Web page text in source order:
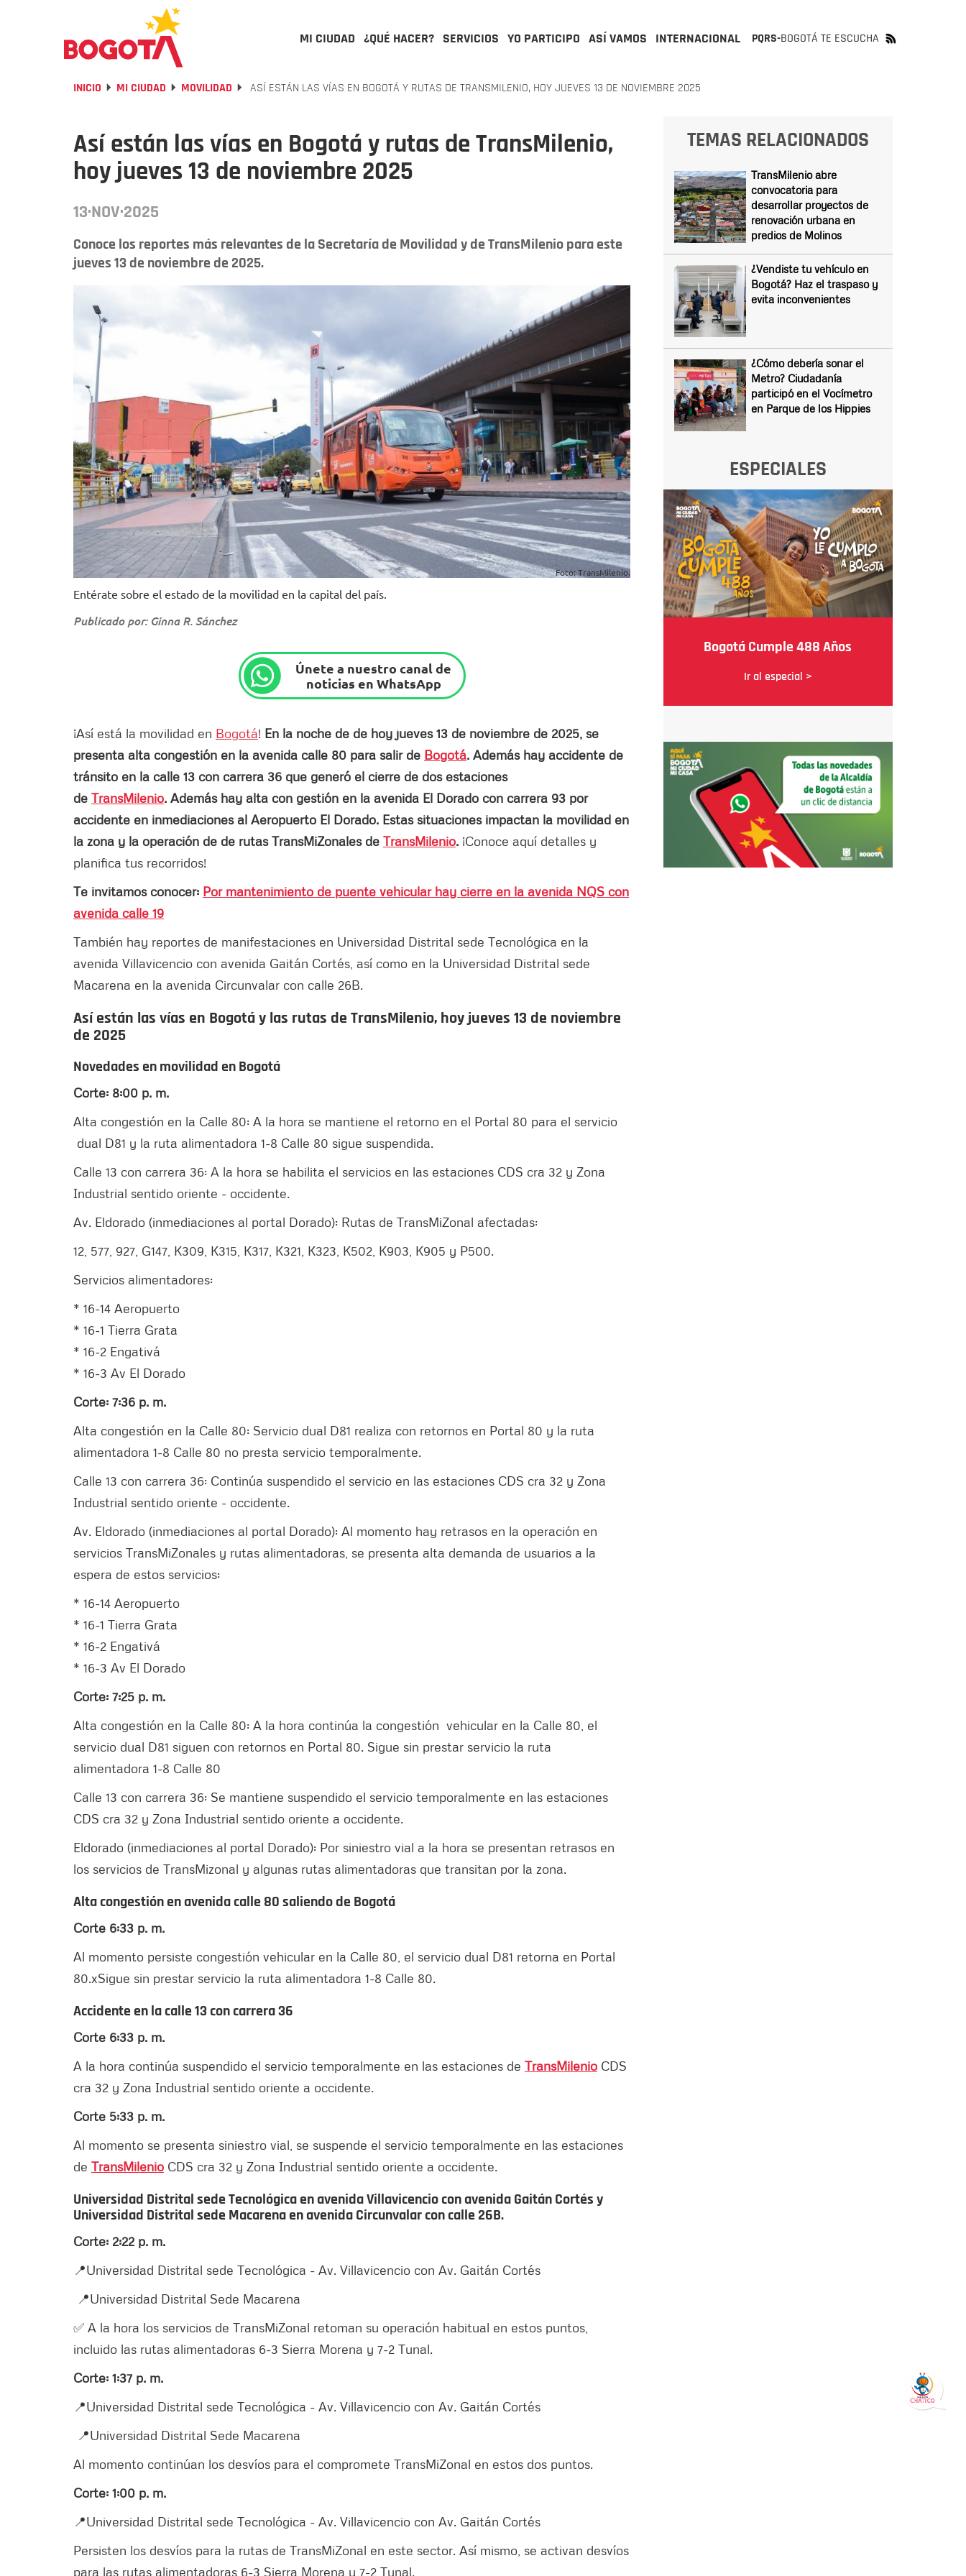
MI CIUDAD ¿QUÉ HACER? SERVICIOS YO PARTICIPO ASÍ VAMOS INTERNACIONAL PQRS-BOGOTÁ TE ESCUCHA
INICIO MI CIUDAD MOVILIDAD ASÍ ESTÁN LAS VÍAS EN BOGOTÁ Y RUTAS DE TRANSMILENIO, HOY JUEVES 13 DE NOVIEMBRE 2025
Así están las vías en Bogotá y rutas de TransMilenio,
hoy jueves 13 de noviembre 2025
13·NOV·2025
Conoce los reportes más relevantes de la Secretaría de Movilidad y de TransMilenio para este
jueves 13 de noviembre de 2025.
Foto: TransMilenio.
Entérate sobre el estado de la movilidad en la capital del país.
Publicado por: Ginna R. Sánchez
Únete a nuestro canal de
noticias en WhatsApp
¡Así está la movilidad en Bogotá! En la noche de de hoy jueves 13 de noviembre de 2025, se
presenta alta congestión en la avenida calle 80 para salir de Bogotá. Además hay accidente de
tránsito en la calle 13 con carrera 36 que generó el cierre de dos estaciones
de TransMilenio. Además hay alta con gestión en la avenida El Dorado con carrera 93 por
accidente en inmediaciones al Aeropuerto El Dorado. Estas situaciones impactan la movilidad en
la zona y la operación de de rutas TransMiZonales de TransMilenio. ¡Conoce aquí detalles y
planifica tus recorridos!
Te invitamos conocer: Por mantenimiento de puente vehicular hay cierre en la avenida NQS con
avenida calle 19
También hay reportes de manifestaciones en Universidad Distrital sede Tecnológica en la
avenida Villavicencio con avenida Gaitán Cortés, así como en la Universidad Distrital sede
Macarena en la avenida Circunvalar con calle 26B.
Así están las vías en Bogotá y las rutas de TransMilenio, hoy jueves 13 de noviembre
de 2025
Novedades en movilidad en Bogotá
Corte: 8:00 p. m.
Alta congestión en la Calle 80: A la hora se mantiene el retorno en el Portal 80 para el servicio
dual D81 y la ruta alimentadora 1-8 Calle 80 sigue suspendida.
Calle 13 con carrera 36: A la hora se habilita el servicios en las estaciones CDS cra 32 y Zona
Industrial sentido oriente - occidente.
Av. Eldorado (inmediaciones al portal Dorado): Rutas de TransMiZonal afectadas:
12, 577, 927, G147, K309, K315, K317, K321, K323, K502, K903, K905 y P500.
Servicios alimentadores:
* 16-14 Aeropuerto
* ⁠16-1 Tierra Grata
* ⁠16-2 Engativá
* ⁠16-3 Av El Dorado
Corte: 7:36 p. m.
Alta congestión en la Calle 80: Servicio dual D81 realiza con retornos en Portal 80 y la ruta
alimentadora 1-8 Calle 80 no presta servicio temporalmente.
Calle 13 con carrera 36: Continúa suspendido el servicio en las estaciones CDS cra 32 y Zona
Industrial sentido oriente - occidente.
Av. Eldorado (inmediaciones al portal Dorado): Al momento hay retrasos en la operación en
servicios TransMiZonales y rutas alimentadoras, se presenta alta demanda de usuarios a la
espera de estos servicios:
* 16-14 Aeropuerto
* ⁠16-1 Tierra Grata
* ⁠16-2 Engativá
* ⁠16-3 Av El Dorado
Corte: 7:25 p. m.
Alta congestión en la Calle 80: A la hora continúa la congestión vehicular en la Calle 80, el
servicio dual D81 siguen con retornos en Portal 80. Sigue sin prestar servicio la ruta
alimentadora 1-8 Calle 80
Calle 13 con carrera 36: Se mantiene suspendido el servicio temporalmente en las estaciones
CDS cra 32 y Zona Industrial sentido oriente a occidente.
Eldorado (inmediaciones al portal Dorado): Por siniestro vial a la hora se presentan retrasos en
los servicios de TransMizonal y algunas rutas alimentadoras que transitan por la zona.
Alta congestión en avenida calle 80 saliendo de Bogotá
Corte 6:33 p. m.
Al momento persiste congestión vehicular en la Calle 80, el servicio dual D81 retorna en Portal
80.xSigue sin prestar servicio la ruta alimentadora 1-8 Calle 80.
Accidente en la calle 13 con carrera 36
Corte 6:33 p. m.
A la hora continúa suspendido el servicio temporalmente en las estaciones de TransMilenio CDS
cra 32 y Zona Industrial sentido oriente a occidente.
Corte 5:33 p. m.
Al momento se presenta siniestro vial, se suspende el servicio temporalmente en las estaciones
de TransMilenio CDS cra 32 y Zona Industrial sentido oriente a occidente.
Universidad Distrital sede Tecnológica en avenida Villavicencio con avenida Gaitán Cortés y
Universidad Distrital sede Macarena en avenida Circunvalar con calle 26B.
Corte: 2:22 p. m.
📍Universidad Distrital sede Tecnológica - Av. Villavicencio con Av. Gaitán Cortés
📍Universidad Distrital Sede Macarena
✅ A la hora los servicios de TransMiZonal retoman su operación habitual en estos puntos,
incluido las rutas alimentadoras 6-3 Sierra Morena y 7-2 Tunal.
Corte: 1:37 p. m.
📍Universidad Distrital sede Tecnológica - Av. Villavicencio con Av. Gaitán Cortés
📍Universidad Distrital Sede Macarena
Al momento continúan los desvíos para el compromete TransMiZonal en estos dos puntos.
Corte: 1:00 p. m.
📍Universidad Distrital sede Tecnológica - Av. Villavicencio con Av. Gaitán Cortés
Persisten los desvíos para la rutas de TransMiZonal en este sector. Así mismo, se activan desvíos
para las rutas alimentadoras 6-3 Sierra Morena y 7-2 Tunal.
TEMAS RELACIONADOS
TransMilenio abre
convocatoria para
desarrollar proyectos de
renovación urbana en
predios de Molinos
¿Vendiste tu vehículo en
Bogotá? Haz el traspaso y
evita inconvenientes
¿Cómo debería sonar el
Metro? Ciudadanía
participó en el Vocímetro
en Parque de los Hippies
ESPECIALES
Bogotá Cumple 488 Años
Ir al especial >